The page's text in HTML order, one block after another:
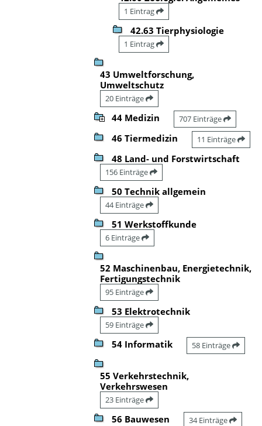
1 Eintrag
42.63 Tierphysiologie
1 Eintrag
43 Umweltforschung,
Umweltschutz
20 Einträge
44 Medizin 707 Einträge
46 Tiermedizin 11 Einträge
48 Land- und Forstwirtschaft
156 Einträge
50 Technik allgemein
44 Einträge
51 Werkstoffkunde
6 Einträge
52 Maschinenbau, Energietechnik,
Fertigungstechnik
95 Einträge
53 Elektrotechnik
59 Einträge
54 Informatik 58 Einträge
55 Verkehrstechnik,
Verkehrswesen
23 Einträge
56 Bauwesen 34 Einträge